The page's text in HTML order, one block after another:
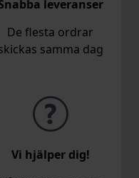
leveranser
De flesta ordrar
samma dag
Vi hjälper dig!